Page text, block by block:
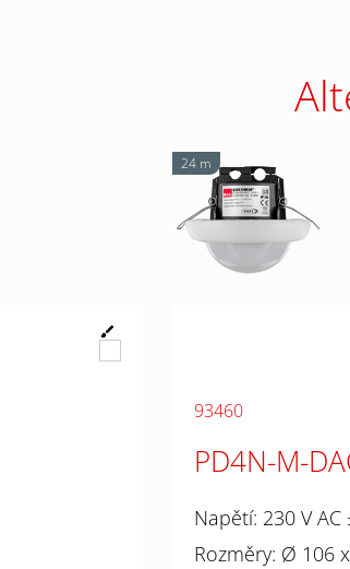
24 m
93460
PD4N-M-
Napětí: 230 V AC
Rozměry: Ø 106